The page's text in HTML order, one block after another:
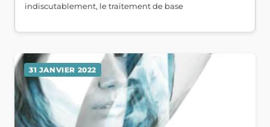
indiscutablement, le traitement de base
31 JANVIER 2022